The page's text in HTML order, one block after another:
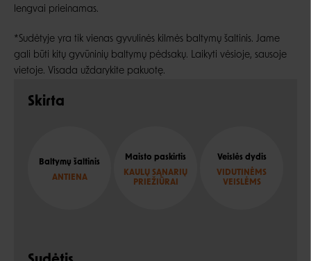
lengvai prieinamas.
*Sudėtyje yra tik vienas gyvulinės kilmės baltymų šaltinis. Jame
gali būti kitų gyvūninių baltymų pėdsakų. Laikyti vėsioje, sausoje
vietoje. Visada uždarykite pakuotę.
Skirta
Baltymų šaltinis
ANTIENA
Maisto paskirtis
KAULŲ SĄNARIŲ
PRIEŽIŪRAI
Veislės dydis
VIDUTINĖMS
VEISLĖMS